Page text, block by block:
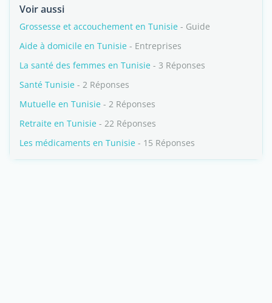
Voir aussi
Grossesse et accouchement en Tunisie - Guide
Aide à domicile en Tunisie - Entreprises
La santé des femmes en Tunisie - 3 Réponses
Santé Tunisie - 2 Réponses
Mutuelle en Tunisie - 2 Réponses
Retraite en Tunisie - 22 Réponses
Les médicaments en Tunisie - 15 Réponses